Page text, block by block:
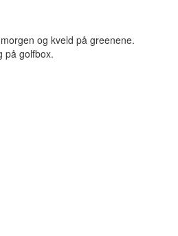
og kveld på greenene.
på golfbox.